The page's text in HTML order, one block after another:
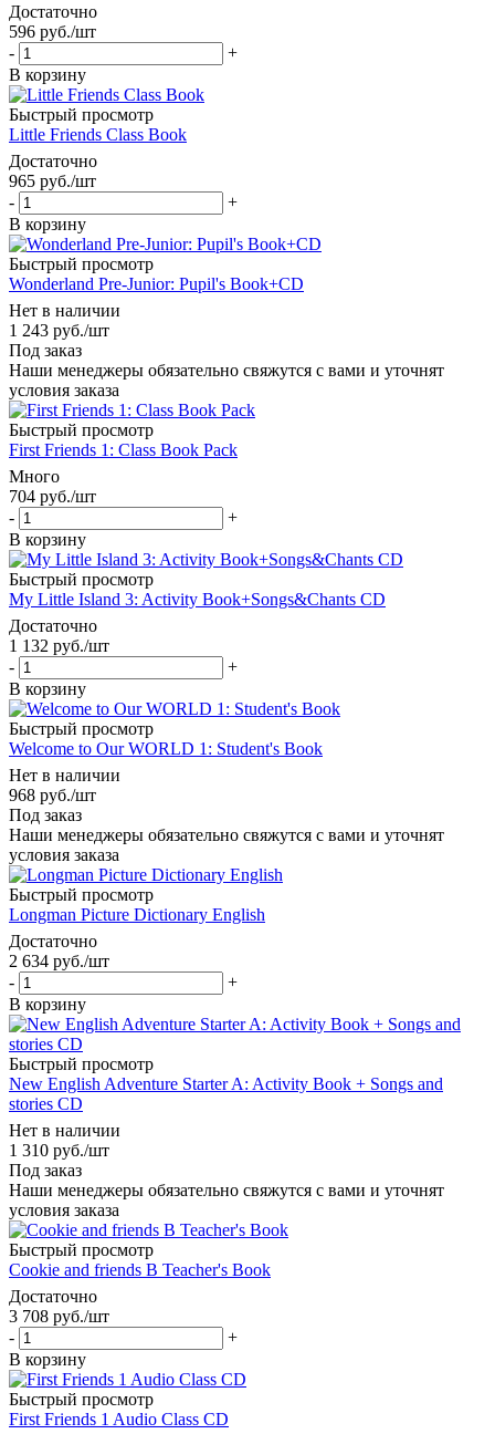
Достаточно
596 руб./шт
-
+
В корзину
Быстрый просмотр
Little Friends Class Book
Достаточно
965 руб./шт
-
+
В корзину
Быстрый просмотр
Wonderland Pre-Junior: Pupil's Book+CD
Нет в наличии
1 243 руб./шт
Под заказ
Наши менеджеры обязательно свяжутся с вами и уточнят
условия заказа
Быстрый просмотр
First Friends 1: Class Book Pack
Много
704 руб./шт
-
+
В корзину
Быстрый просмотр
My Little Island 3: Activity Book+Songs&Chants CD
Достаточно
1 132 руб./шт
-
+
В корзину
Быстрый просмотр
Welcome to Our WORLD 1: Student's Book
Нет в наличии
968 руб./шт
Под заказ
Наши менеджеры обязательно свяжутся с вами и уточнят
условия заказа
Быстрый просмотр
Longman Picture Dictionary English
Достаточно
2 634 руб./шт
-
+
В корзину
Быстрый просмотр
New English Adventure Starter A: Activity Book + Songs and
stories CD
Нет в наличии
1 310 руб./шт
Под заказ
Наши менеджеры обязательно свяжутся с вами и уточнят
условия заказа
Быстрый просмотр
Cookie and friends B Teacher's Book
Достаточно
3 708 руб./шт
-
+
В корзину
Быстрый просмотр
First Friends 1 Audio Class CD